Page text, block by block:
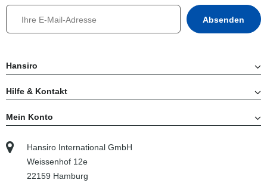
Hansiro
Hilfe & Kontakt
Mein Konto
Hansiro International GmbH
Weissenhof 12e
22159 Hamburg